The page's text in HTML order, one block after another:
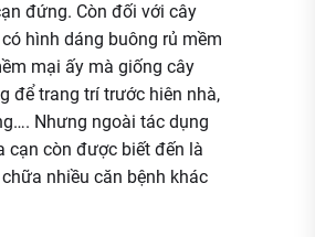
đứng. Còn đối với cây
hình dáng buông rủ mềm
mại ấy mà giống cây
để trang trí trước hiên nhà,
Nhưng ngoài tác dụng
cạn còn được biết đến là
nhiều căn bệnh khác